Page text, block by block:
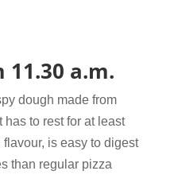
11.30 a.m.
dough made from
has to rest for at least
is easy to digest
than regular pizza